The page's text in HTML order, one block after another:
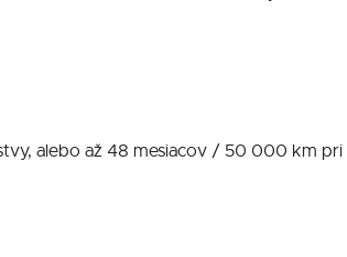
alebo až 48 mesiacov / 50 000 km pri